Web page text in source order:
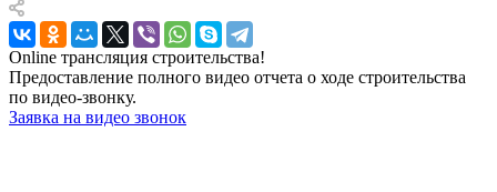
Online трансляция строительства!
Предоставление полного видео отчета о ходе строительства
по видео-звонку.
Заявка на видео звонок